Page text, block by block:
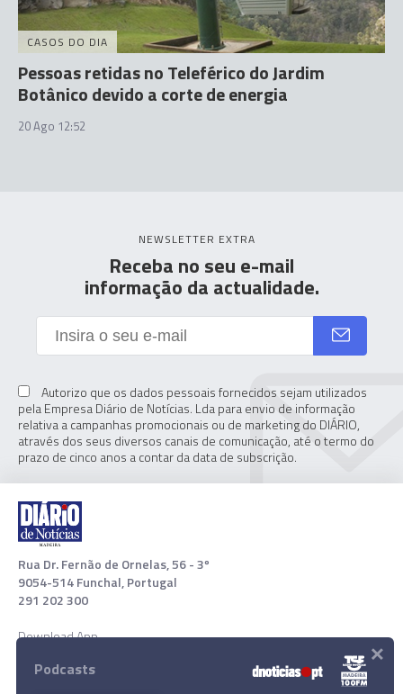
CASOS DO DIA
Pessoas retidas no Teleférico do Jardim
Botânico devido a corte de energia
20 Ago 12:52
NEWSLETTER EXTRA
Receba no seu e-mail
informação da actualidade.
Autorizo que os dados pessoais fornecidos sejam utilizados
pela Empresa Diário de Notícias. Lda para envio de informação
relativa a campanhas promocionais ou de marketing do DIÁRIO,
através dos seus diversos canais de comunicação, até o termo do
prazo de cinco anos a contar da data de subscrição.
Rua Dr. Fernão de Ornelas, 56 - 3º
9054-514 Funchal, Portugal
291 202 300
Download App
Podcasts ×